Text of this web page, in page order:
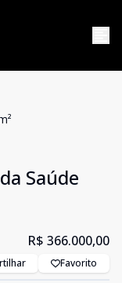
Saúde
R$ 366.000,00
Favorito